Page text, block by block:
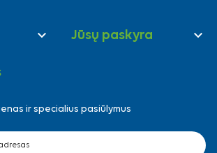
 Jūsų paskyra 
ir specialius pasiūlymus